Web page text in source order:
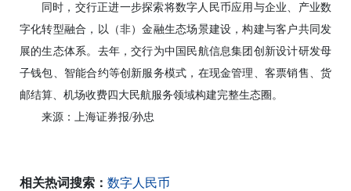
同时，交行正进一步探索将数字人民币应用与企业、产业数
字化转型融合，以（非）金融生态场景建设，构建与客户共同发
展的生态体系。去年，交行为中国民航信息集团创新设计研发母
子钱包、智能合约等创新服务模式，在现金管理、客票销售、货
邮结算、机场收费四大民航服务领域构建完整生态圈。
来源：上海证券报/孙忠
相关热词搜索： 数字人民币